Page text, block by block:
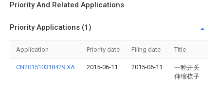
Priority And Related Applications
Priority Applications (1)
Application Priority date Filing date Title
CN201510318429.XA 2015-06-11 2015-06-11
一种开关
伸缩梳子